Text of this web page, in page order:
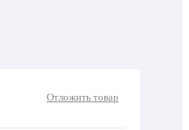
Отложить товар